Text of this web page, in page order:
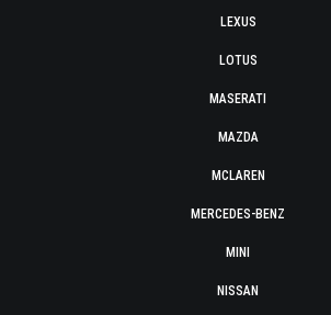
LEXUS
LOTUS
MASERATI
MAZDA
MCLAREN
MERCEDES-BENZ
MINI
NISSAN